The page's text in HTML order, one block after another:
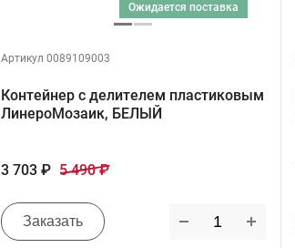
ожидается поставка
Артикул 0089109003
Контейнер с делителем пластиковым
ЛинероМозаик, БЕЛЫЙ
3 703 ₽ 5 490 ₽
Заказать